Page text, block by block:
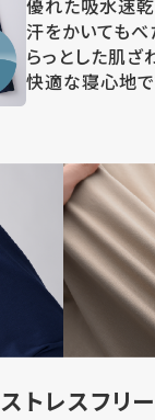
優れた吸水速乾
汗をかいてもべ
らっとした肌ざ
快適な寝心地で
ストレスフリ